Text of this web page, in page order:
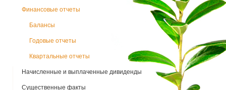
Финансовые отчеты
Балансы
Годовые отчеты
Квартальные отчеты
Начисленные и выплаченные дивиденды
Существенные факты